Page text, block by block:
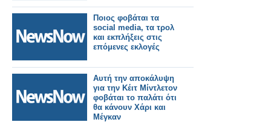
Ποιος φοβάται τα
social media, τα τρολ
και εκπλήξεις στις
επόμενες εκλογές
Αυτή την αποκάλυψη
για την Κέιτ Μίντλετον
φοβάται το παλάτι ότι
θα κάνουν Χάρι και
Μέγκαν